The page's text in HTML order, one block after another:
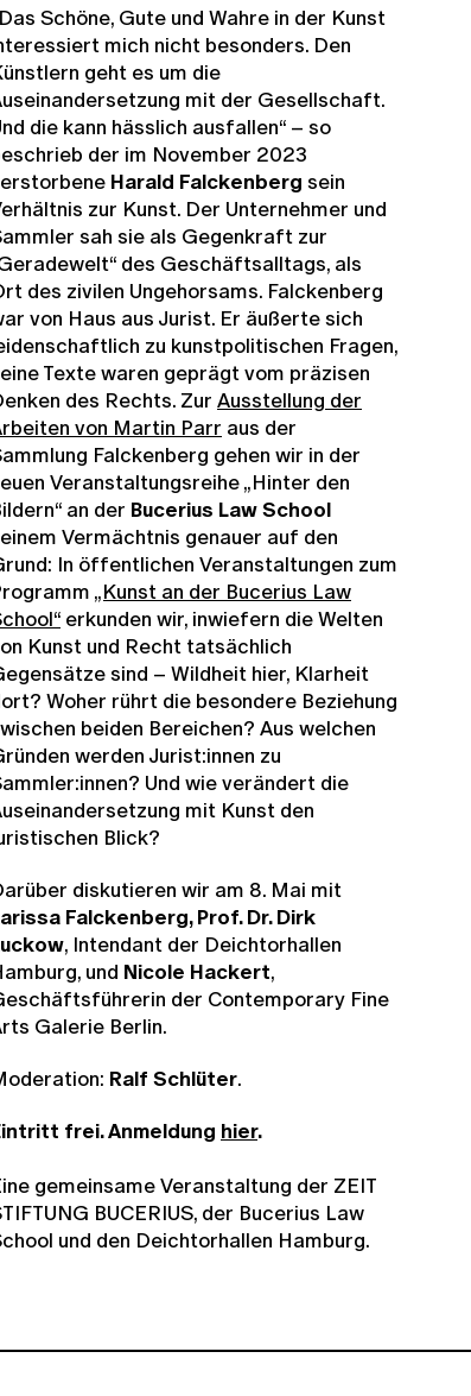
Schöne, Gute und Wahre in der Kunst
mich nicht besonders. Den
geht es um die
mit der Gesellschaft.
die kann hässlich ausfallen“ – so
der im November 2023
Harald Falckenberg sein
zur Kunst. Der Unternehmer und
sah sie als Gegenkraft zur
des Geschäftsalltags, als
des zivilen Ungehorsams. Falckenberg
von Haus aus Jurist. Er äußerte sich
zu kunstpolitischen Fragen,
Texte waren geprägt vom präzisen
des Rechts. ZurAusstellung der
von Martin Parr aus der
Falckenberg gehen wir in der
Veranstaltungsreihe „Hinter den
an der Bucerius Law School
Vermächtnis genauer auf den
In öffentlichen Veranstaltungen zum
„Kunst an der Bucerius Law
erkunden wir, inwiefern die Welten
Kunst und Recht tatsächlich
sind – Wildheit hier, Klarheit
Woher rührt die besondere Beziehung
beiden Bereichen? Aus welchen
werden Jurist:innen zu
Und wie verändert die
mit Kunst den
Blick?
diskutieren wir am 8. Mai mit
Falckenberg, Prof. Dr. Dirk
, Intendant der Deichtorhallen
und Nicole Hackert,
der Contemporary Fine
Galerie Berlin.
Ralf Schlüter.
frei. Anmeldung hier.
gemeinsame Veranstaltung der ZEIT
BUCERIUS, der Bucerius Law
und den Deichtorhallen Hamburg.